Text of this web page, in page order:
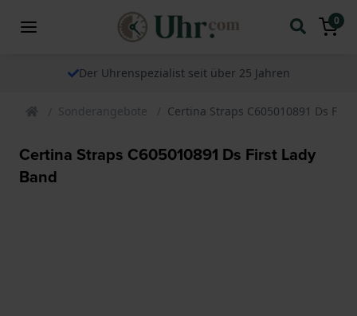
0
Der Uhrenspezialist seit über 25 Jahren
Sonderangebote Certina Straps C605010891 Ds
Certina Straps C605010891 Ds First Lady
Band